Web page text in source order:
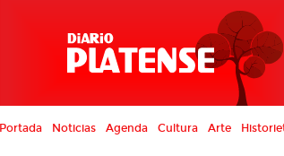
Portada Noticias Agenda Cultura Arte